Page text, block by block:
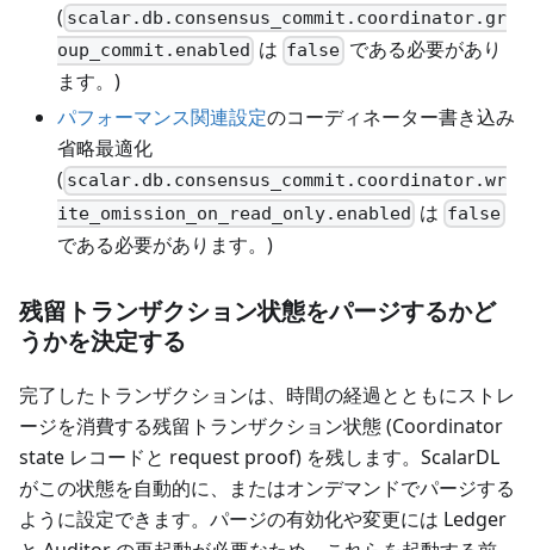
( scalar.db.consensus_commit.coordinator.gr
oup_commit.enabled は falseである必要があり
ます。)
パフォーマンス関連設定のコーディネーター書き込み
省略最適化
( scalar.db.consensus_commit.coordinator.wr
ite_omission_on_read_only.enabled は false
である必要があります。)
残留トランザクション状態をパージするかど
うかを決定する
完了したトランザクションは、時間の経過とともにストレ
ージを消費する残留トランザクション状態 (Coordinator
state レコードと request proof) を残します。ScalarDL
がこの状態を自動的に、またはオンデマンドでパージする
ように設定できます。パージの有効化や変更には Ledger